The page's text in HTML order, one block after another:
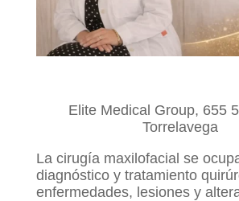
Elite Medical Group, 655
Torrelavega
La cirugía maxilofacial se
diagnóstico y tratamiento
enfermedades, lesiones y